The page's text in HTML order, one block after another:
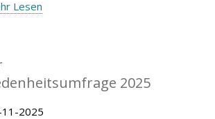
Lesen
2025
2025